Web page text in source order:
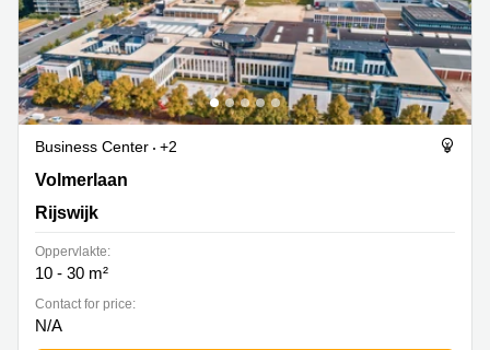
Business Center
+2
Volmerlaan 5, Rijswijk
Volmerlaan
Rijswijk
Oppervlakte:
10 - 30 m²
Contact for price:
N/A